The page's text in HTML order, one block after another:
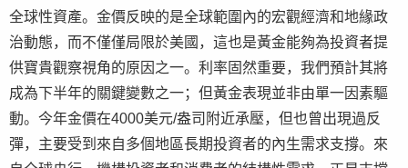
全球性資產。金價反映的是全球範圍內的宏觀經濟和地緣政
治動態，而不僅僅局限於美國，這也是黃金能夠為投資者提
供寶貴觀察視角的原因之一。利率固然重要，我們預計其將
成為下半年的關鍵變數之一；但黃金表現並非由單一因素驅
動。今年金價在4000美元/盎司附近承壓，但也曾出現過反
彈，主要受到來自多個地區長期投資者的內生需求支撐。來